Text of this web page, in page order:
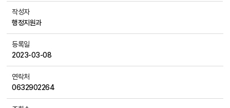
작성자
행정지원과
등록일
2023-03-08
연락처
0632902264